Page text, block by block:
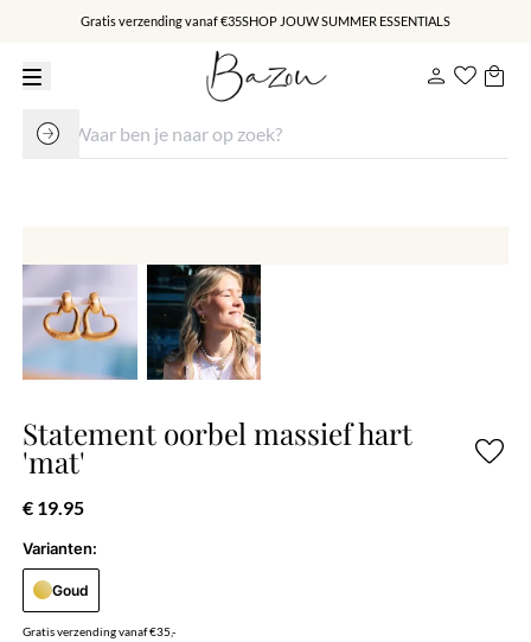
Gratis verzending vanaf €35SHOP JOUW SUMMER ESSENTIALS
Statement oorbel massief hart
'mat'
€ 19.95
Varianten:
Goud
Gratis verzending vanaf €35,-